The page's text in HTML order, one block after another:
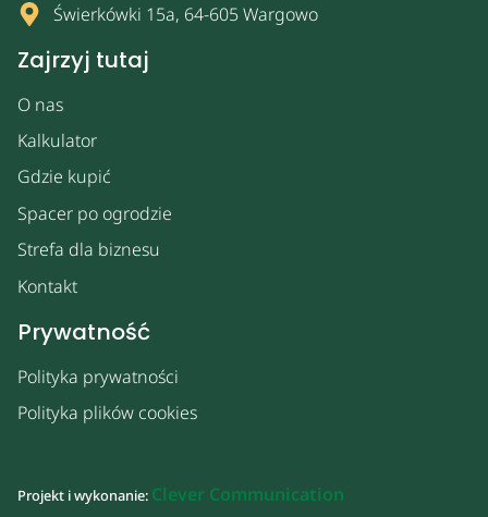
Zajrzyj tutaj
O nas
Kalkulator
Gdzie kupić
Spacer po ogrodzie
Strefa dla biznesu
Kontakt
Prywatność
Polityka prywatności
Polityka plików cookies
Świerkówki 15a, 64-605 Wargowo
Projekt i wykonanie: Clever Communication